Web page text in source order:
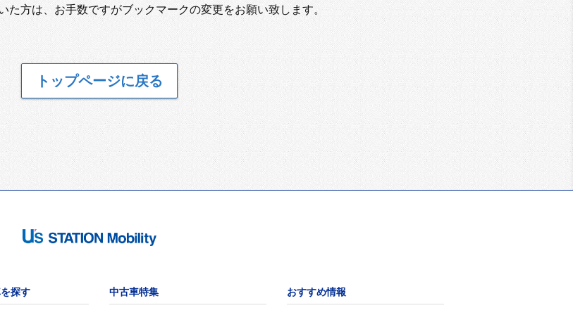
た方は、お手数ですがブックマークの変更をお願い致します。
トップページに戻る
探す 中古車特集 おすすめ情報